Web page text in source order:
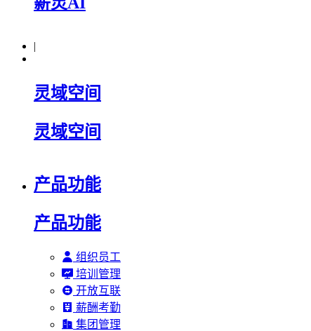
|
灵域空间
灵域空间
产品功能
产品功能
组织员工
培训管理
开放互联
薪酬考勤
集团管理